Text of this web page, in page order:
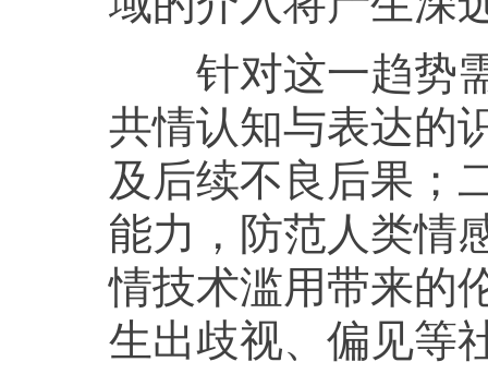
针对这一趋势需
共情认知与表达的
及后续不良后果；
能力，防范人类情
情技术滥用带来的
生出歧视、偏见等